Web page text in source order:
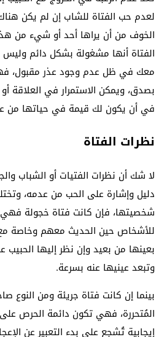
لعدم حب الفتاة للشاب إن لم يكن
الخوف من أن يراها أحد أو شيء من
الفتاة أنها مشغولة بشكل دائم
معك في ظل عدم وجود عذر مقبول،
بصدق، ويمكن الاستمرار في العلاقة
في أن يكون لك قيمة في حياتها من
نظرات الفتاة
لا شك أن نظرات الفتيات أو الشباب
دليل وإشارة على الحب من عدمه،
شخصيتها، فإن كانت فتاة خجولة فهي
للأشخاص حين الحديث معهم وخاصة
بعينها من بعيد وإن نظر إليها الحبيب
وتبعد عينيها عنه بسرعة.
بينما إن كانت فتاة جريئة ومن النوع
المُتحررة، فهي تكون دائمة الحرص
إيجابية تُشجع على بدء التعبير عن